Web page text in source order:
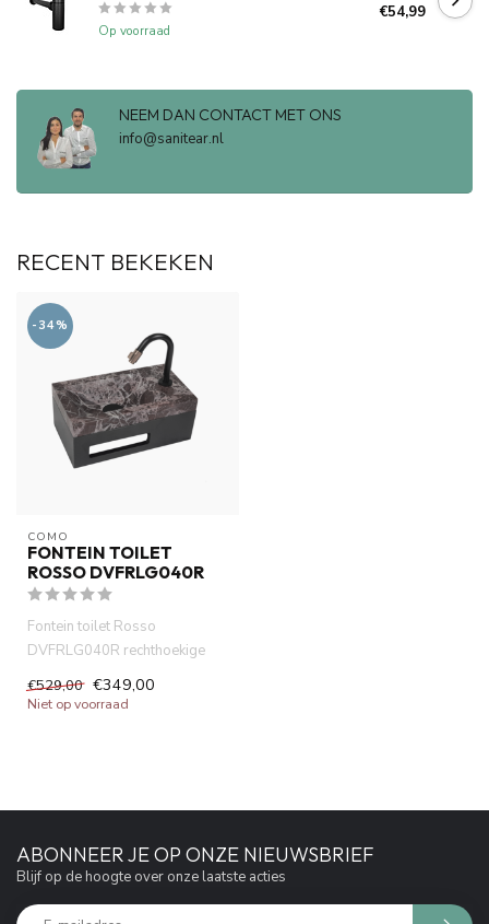
Op voorraad
€54,99
NEEM DAN CONTACT MET ONS
info@sanitear.nl
RECENT BEKEKEN
-34%
COMO
FONTEIN TOILET
ROSSO DVFRLG040R
Fontein toilet Rosso
DVFRLG040R rechthoekige
marmer wasbak 40x20x14cm
met handdo...
€529,00 €349,00
Niet op voorraad
ABONNEER JE OP ONZE NIEUWSBRIEF
Blijf op de hoogte over onze laatste acties